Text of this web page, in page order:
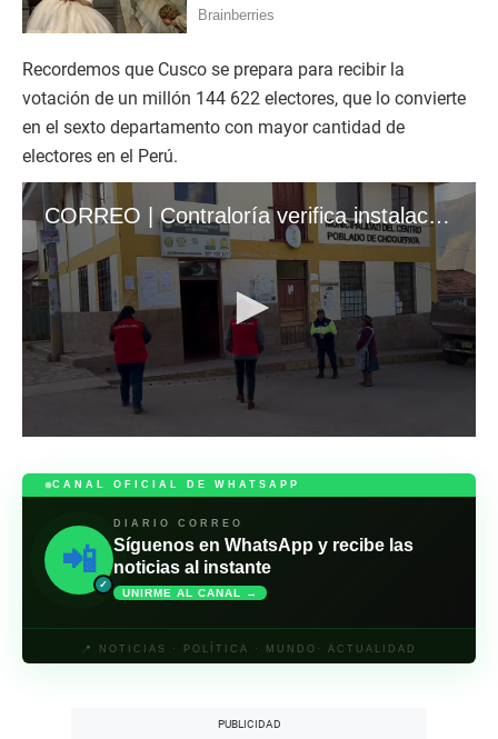
Recordemos que Cusco se prepara para recibir la
votación de un millón 144 622 electores, que lo convierte
en el sexto departamento con mayor cantidad de
electores en el Perú.
CORREO | Contraloría verifica instalación de mesas de sufragio durante la segunda vuelta electoral en Cusco
e
c
i
CANAL OFICIAL DE WHATSAPP
📲
✓
DIARIO CORREO
Síguenos en WhatsApp y recibe las
noticias al instante
UNIRME AL CANAL →
📍 NOTICIAS · POLÍTICA · MUNDO· ACTUALIDAD